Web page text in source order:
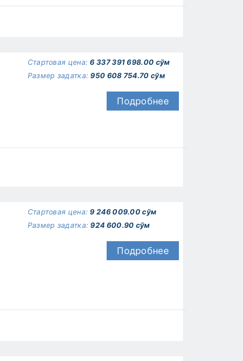
Стартовая цена:6 337 391 698.00 сўм
Размер задатка:950 608 754.70 сўм
Подробнее
Стартовая цена:9 246 009.00 сўм
Размер задатка:924 600.90 сўм
Подробнее